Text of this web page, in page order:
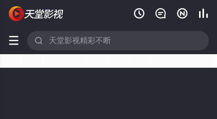
   
 